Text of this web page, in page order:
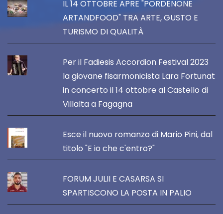
IL 14 OTTOBRE APRE "PORDENONE
ARTANDFOOD" TRA ARTE, GUSTO E
TURISMO DI QUALITÀ
Per il Fadiesis Accordion Festival 2023
la giovane fisarmonicista Lara Fortunat
in concerto il 14 ottobre al Castello di
Villalta a Fagagna
Esce il nuovo romanzo di Mario Pini, dal
titolo "E io che c'entro?"
FORUM JULII E CASARSA SI
SPARTISCONO LA POSTA IN PALIO